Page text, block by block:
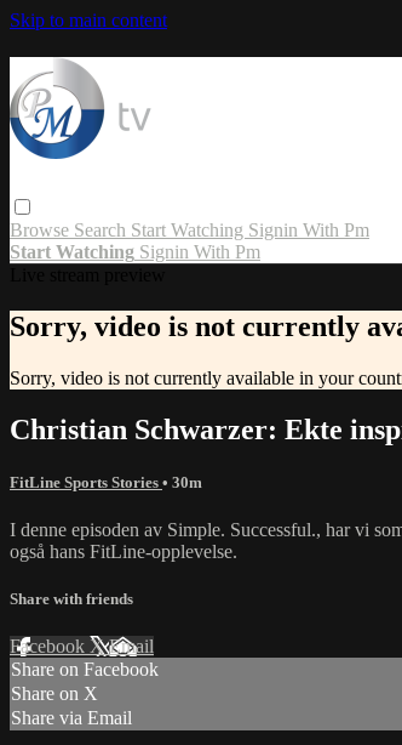
Skip to main content
Browse Search Start Watching Signin With Pm
Start Watching Signin With Pm
Sorry, video is not currently
Sorry, video is not currently available in your
Christian Schwarzer: Ekte
FitLine Sports Stories • 30m
I denne episoden av Simple. Successful., har vi
også hans FitLine-opplevelse.
Share with friends
Facebook XEmail
Share on Facebook
Share on X
Share via Email